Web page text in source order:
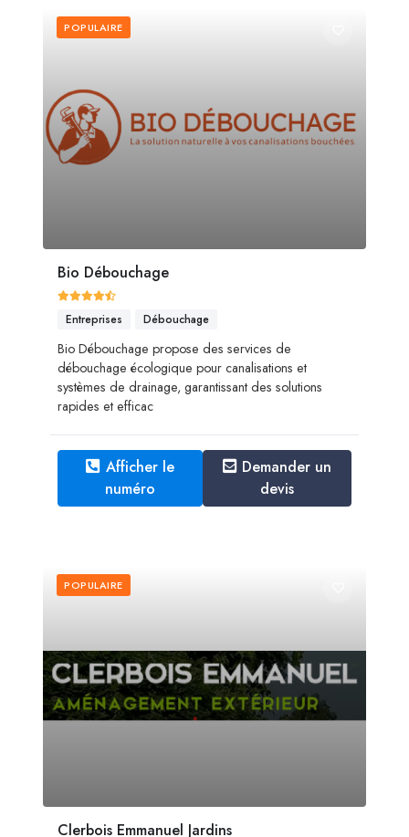
POPULAIRE
Bio Débouchage
Entreprises Débouchage
Bio Débouchage propose des services de
débouchage écologique pour canalisations et
systèmes de drainage, garantissant des solutions
rapides et efficac
Afficher le
numéro
Demander un
devis
POPULAIRE
Clerbois Emmanuel Jardins